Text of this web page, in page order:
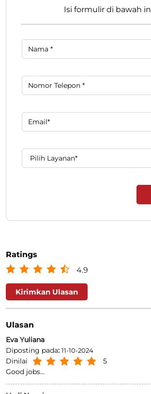
Isi formulir di bawah
Ratings
4.9
Kirimkan Ulasan
Ulasan
Eva Yuliana
Diposting pada: 11-10-2024
Dinilai
5
Good jobs...